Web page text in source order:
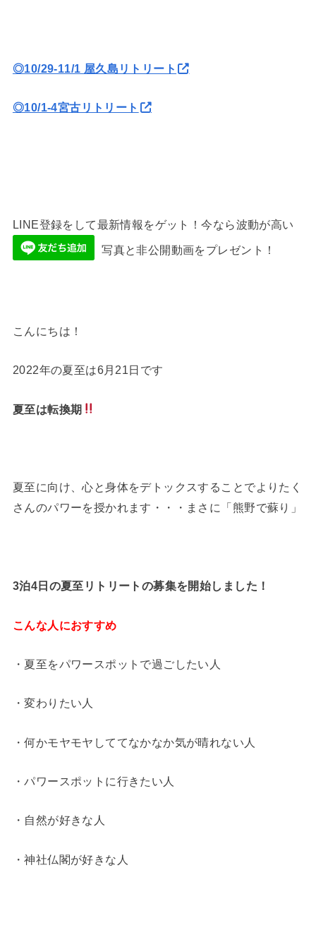
◎10/29-11/1 屋久島リトリート
◎10/1-4宮古リトリート
LINE登録をして最新情報をゲット！今なら波動が高い
写真と非公開動画をプレゼント！
こんにちは！
2022年の夏至は6月21日です
夏至は転換期
夏至に向け、心と身体をデトックスすることでよりたく
さんのパワーを授かれます・・・まさに「熊野で蘇り」
3泊4日の夏至リトリートの募集を開始しました！
こんな人におすすめ
・夏至をパワースポットで過ごしたい人
・変わりたい人
・何かモヤモヤしててなかなか気が晴れない人
・パワースポットに行きたい人
・自然が好きな人
・神社仏閣が好きな人